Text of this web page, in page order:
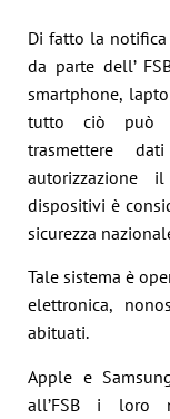
Di fatto la
da parte dell’
smartphone,
tutto ciò può
trasmettere
autorizzazione
dispositivi è
sicurezza
Tale sistema è
elettronica,
abituati.
Apple e
all’FSB i loro